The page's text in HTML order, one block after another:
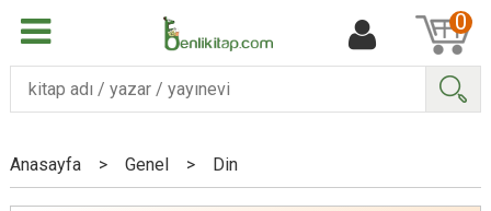
0
Anasayfa > Genel > Din